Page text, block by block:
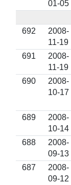
01-05
692
2008-
11-19
691
2008-
11-19
690
2008-
10-17
689
2008-
10-14
688
2008-
09-13
687
2008-
09-12